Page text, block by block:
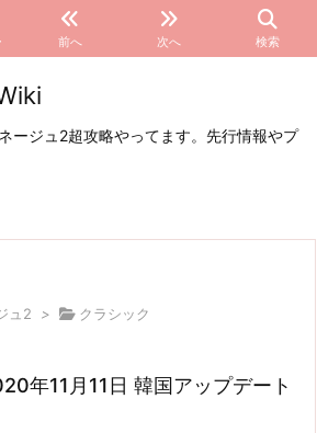
前へ 次へ 検索
ージュ2超攻略やってます。先行情報やプ
ュ2 > クラシック
年11月11日 韓国アップデート